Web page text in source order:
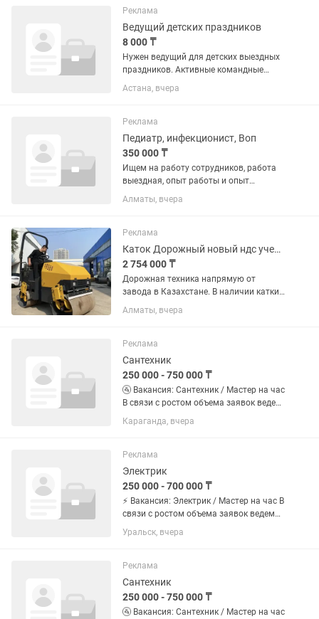
Реклама
Ведущий детских праздников
8 000 ₸
Нужен ведущий для детских выездных
праздников. Активные командные
игры с надувными реквизитами.
Вакансия только для энергичной
детьми! ОБЯЗАННОСТИ: - Проведение...
Астана, вчера
Реклама
Педиатр, инфекционист, Воп
350 000 ₸
Ищем на работу сотрудников, работа
выездная, опыт работы и опыт
вождения обязательно, сфера работы
Фототерапия, работаем с
Фотоламп, 2.Установка 3.
Консультация Зарплата...
Алматы, вчера
Реклама
Каток Дорожный новый ндс учет гарантия
2 754 000 ₸
Дорожная техника напрямую от
завода в Казахстане. В наличии катки
от 325 кг до 16 тонн для
благоустройства, асфальта,
инфраструктурных проектов. Также
поставляем...
Алматы, вчера
Реклама
Сантехник
250 000 - 750 000 ₸
🚰 Вакансия: Сантехник / Мастер на час
В связи с ростом объема заявок ведем
набор мастеров на постоянную
занятость. График: Полная занятость /
Караганда, вчера
Реклама
Электрик
250 000 - 700 000 ₸
⚡ Вакансия: Электрик / Мастер на час В
связи с ростом объема заявок ведем
набор мастеров на постоянную
занятость. График: Полная занятость /
Уральск, вчера
Реклама
Сантехник
250 000 - 750 000 ₸
🚰 Вакансия: Сантехник / Мастер на час